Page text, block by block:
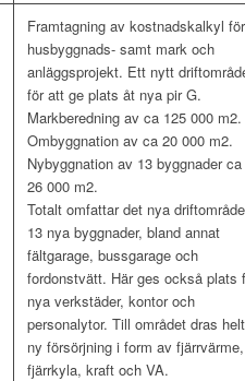
Framtagning av kostnadskalkyl för
husbyggnads- samt mark och
anläggsprojekt. Ett nytt
för att ge plats åt nya pir G.
Markberedning av ca 125 000 m2.
Ombyggnation av ca 20 000 m2.
Nybyggnation av 13 byggnader ca
26 000 m2.
Totalt omfattar det nya
13 nya byggnader, bland annat
fältgarage, bussgarage och
fordonstvätt. Här ges också plats
nya verkstäder, kontor och
personalytor. Till området dras helt
ny försörjning i form av fjärrvärme,
fjärrkyla, kraft och VA.